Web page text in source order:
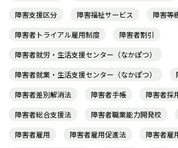
障害支援区分
障害福祉サービス
障害等
障害者トライアル雇用制度
障害者割引
障害者就労・生活支援センター（なかぽつ）
障害者就業・生活支援センター（なかぽつ）
障害者差別解消法
障害者手帳 障害者採
障害者総合支援法
障害者職業能力開発校
障害者雇用
障害者雇用促進法
障害者雇